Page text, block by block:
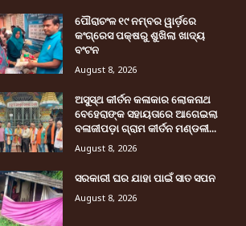
ପୌରାଚଂଳ ୧୯ ନମ୍ବର ୱାର୍ଡ଼ରେ
କଂଗ୍ରେସ ପକ୍ଷରୁ ଶୁଖିଲା ଖାଦ୍ୟ
ବଂଟନ
August 8, 2026
ଅସୁସ୍ଥ କୀର୍ତନ କଳାକାର ଲୋକନାଥ
ବେହେରାଙ୍କ ସହାୟତାରେ ଆଗେଇଲା
ବଳାଜୀପଡ଼ା ଗ୍ରାମ କୀର୍ତନ ମଣ୍ଡଳୀ...
August 8, 2026
ସରକାରୀ ଘର ଯାହା ପାଇଁ ସାତ ସପନ
August 8, 2026